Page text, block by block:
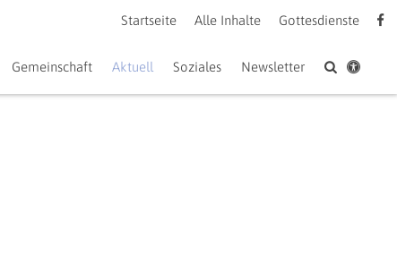
Startseite Alle Inhalte Gottesdienste
Gemeinschaft Aktuell Soziales Newsletter